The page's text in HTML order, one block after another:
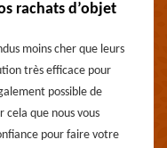
rachats d’objet
moins cher que leurs
très efficace pour
possible de
cela que nous vous
pour faire votre